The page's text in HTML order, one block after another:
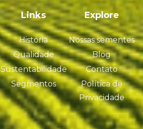
Links
História
Qualidade
Sustentabilidade
Segmentos
Explore
Nossas sementes
Blog
Contato
Política de
Privacidade